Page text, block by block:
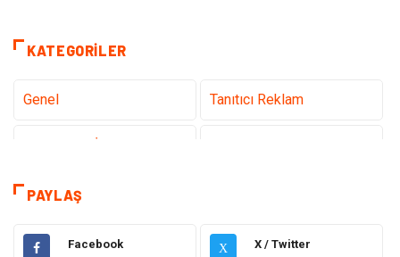
KATEGORILER
Genel Tanıtıcı Reklam
Eğitim & Kariyer
Hukuk Moda
PAYLAŞ
Facebook X X / Twitter